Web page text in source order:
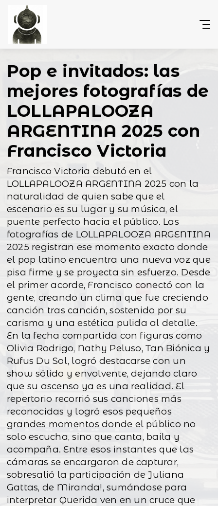
Pop e invitados: las
mejores fotografías de
LOLLAPALOOZA
ARGENTINA 2025 con
Francisco Victoria
Francisco Victoria debutó en el
LOLLAPALOOZA ARGENTINA 2025 con la
naturalidad de quien sabe que el
escenario es su lugar y su música, el
puente perfecto hacia el público. Las
fotografías de LOLLAPALOOZA ARGENTINA
2025 registran ese momento exacto donde
el pop latino encuentra una nueva voz que
pisa firme y se proyecta sin esfuerzo. Desde
el primer acorde, Francisco conectó con la
gente, creando un clima que fue creciendo
canción tras canción, sostenido por su
carisma y una estética pulida al detalle.
En la fecha compartida con figuras como
Olivia Rodrigo, Nathy Peluso, Tan Biónica y
Rufus Du Sol, logró destacarse con un
show sólido y envolvente, dejando claro
que su ascenso ya es una realidad. El
repertorio recorrió sus canciones más
reconocidas y logró esos pequeños
grandes momentos donde el público no
solo escucha, sino que canta, baila y
acompaña. Entre esos instantes que las
cámaras se encargaron de capturar,
sobresalió la participación de Juliana
Gattas, de Miranda!, sumándose para
interpretar Querida ven en un cruce que